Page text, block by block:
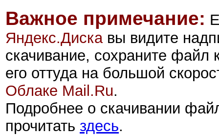
Важное примечание:
Яндекс.Дискавы видите
скачивание, сохраните файл
его оттуда на большой
Облаке Mail.Ru.
Подробнее о скачивании
прочитать здесь.